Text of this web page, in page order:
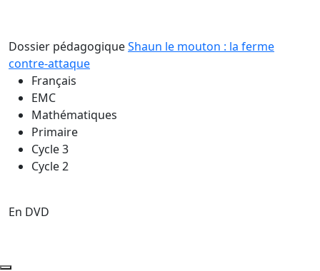
Dossier pédagogiqueShaun le mouton : la ferme
contre-attaque
Français
EMC
Mathématiques
Primaire
Cycle 3
Cycle 2
En DVD